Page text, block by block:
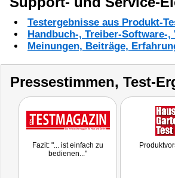
Testergebnisse aus Produkt-
Handbuch-, Treiber-Software-
Meinungen, Beiträge,
Pressestimmen, Test-
Fazit: "... ist einfach zu
bedienen..."